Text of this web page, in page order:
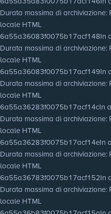
Durata massima di archiviazione:
locale HTML
6a55a36083f0075b17acf148In
Durata massima di archiviazione:
locale HTML
6a55a36083f0075b17acf149In
Durata massima di archiviazione:
locale HTML
6a55a36283f0075b17acf14cIn
Durata massima di archiviazione:
locale HTML
6a55a36283f0075b17acf14eIn
Durata massima di archiviazione:
locale HTML
6a55a36783f0075b17acf152In
Durata massima di archiviazione:
locale HTML